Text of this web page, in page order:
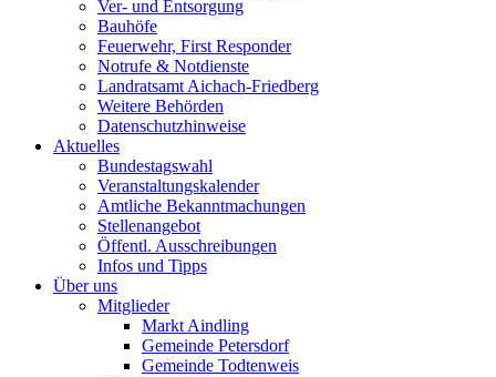
Ver- und Entsorgung
Bauhöfe
Feuerwehr, First Responder
Notrufe & Notdienste
Landratsamt Aichach-Friedberg
Weitere Behörden
Datenschutzhinweise
Aktuelles
Bundestagswahl
Veranstaltungskalender
Amtliche Bekanntmachungen
Stellenangebot
Öffentl. Ausschreibungen
Infos und Tipps
Über uns
Mitglieder
Markt Aindling
Gemeinde Petersdorf
Gemeinde Todtenweis